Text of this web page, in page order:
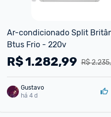
Ar-condicionado Split
Btus Frio - 220v
R$
R$1.282,99
Gustavo
há 4 d